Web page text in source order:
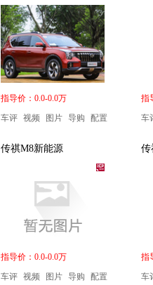
指导价：0.0-0.0万
车评 视频 图片 导购 配置
指
车
传祺M8新能源
指导价：0.0-0.0万
车评 视频 图片 导购 配置
传
指
车